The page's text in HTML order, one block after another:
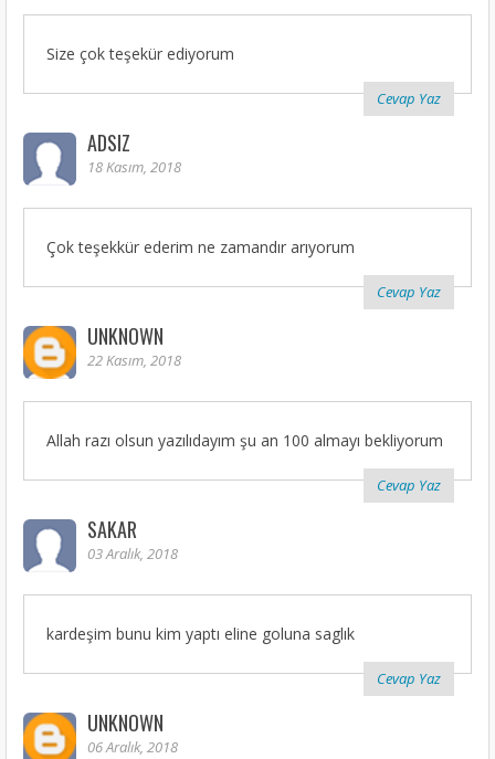
Size çok teşekür ediyorum
Cevap Yaz
ADSIZ
18 Kasım, 2018
Çok teşekkür ederim ne zamandır arıyorum
Cevap Yaz
UNKNOWN
22 Kasım, 2018
Allah razı olsun yazılıdayım şu an 100 almayı bekliyorum
Cevap Yaz
SAKAR
03 Aralık, 2018
kardeşim bunu kim yaptı eline goluna saglık
Cevap Yaz
UNKNOWN
06 Aralık, 2018